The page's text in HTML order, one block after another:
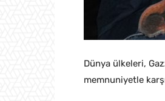
Dünya ülkeleri,
memnuniyetle